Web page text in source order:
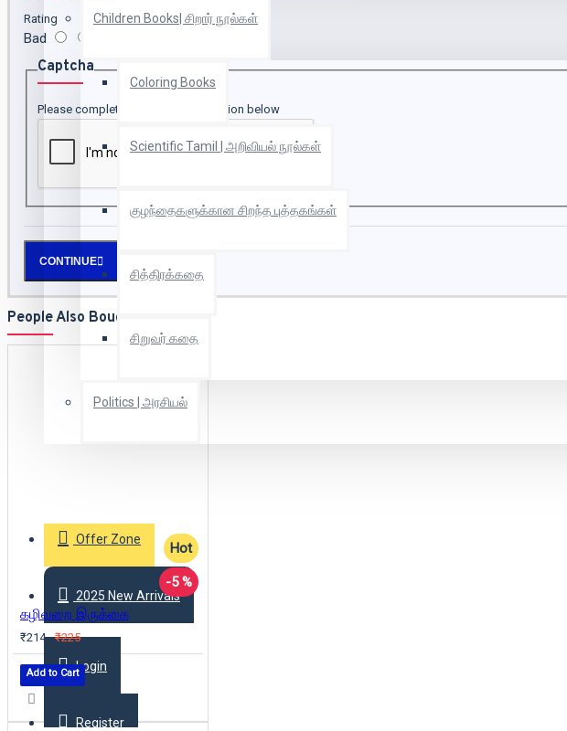
Children Books| சிறார் நூல்கள்
Coloring Books
Scientific Tamil | அறிவியல் நூல்கள்
குழந்தைகளுக்கான சிறந்த புத்தகங்கள்
சித்திரக்கதை
சிறுவர் கதை
Politics | அரசியல்
Offer Zone
2025 New Arrivals
Login
Register
Rating
Bad
Captcha
Please complete the captcha validation below
CONTINUE
People Also Bought
Hot
-5 %
கழிவறை இருக்கை
₹214 ₹225
Add to Cart